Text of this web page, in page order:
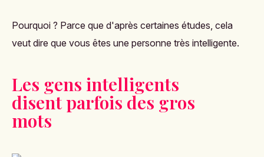
Pourquoi ? Parce que d'après certaines études, cela
veut dire que vous êtes une personne très intelligente.
Les gens intelligents
disent parfois des gros
mots